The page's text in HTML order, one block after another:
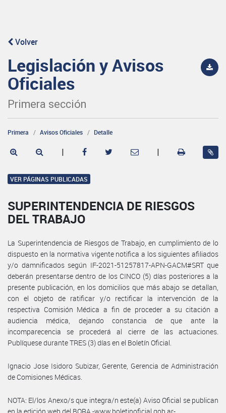
Volver
Legislación y Avisos
Oficiales
Primera sección
Primera Avisos Oficiales Detalle
| |
VER PÁGINAS PUBLICADAS
SUPERINTENDENCIA DE RIESGOS
DEL TRABAJO
La Superintendencia de Riesgos de Trabajo, en cumplimiento de lo
dispuesto en la normativa vigente notifica a los siguientes afiliados
y/o damnificados según IF-2021-51257817-APN-GACM#SRT que
deberán presentarse dentro de los CINCO (5) días posteriores a la
presente publicación, en los domicilios que más abajo se detallan,
con el objeto de ratificar y/o rectificar la intervención de la
respectiva Comisión Médica a fin de proceder a su citación a
audiencia médica, dejando constancia de que ante la
incomparecencia se procederá al cierre de las actuaciones.
Publíquese durante TRES (3) días en el Boletín Oficial.
Ignacio Jose Isidoro Subizar, Gerente, Gerencia de Administración
de Comisiones Médicas.
NOTA: El/los Anexo/s que integra/n este(a) Aviso Oficial se publican
en la edición web del BORA -www.boletinoficial.gob.ar-